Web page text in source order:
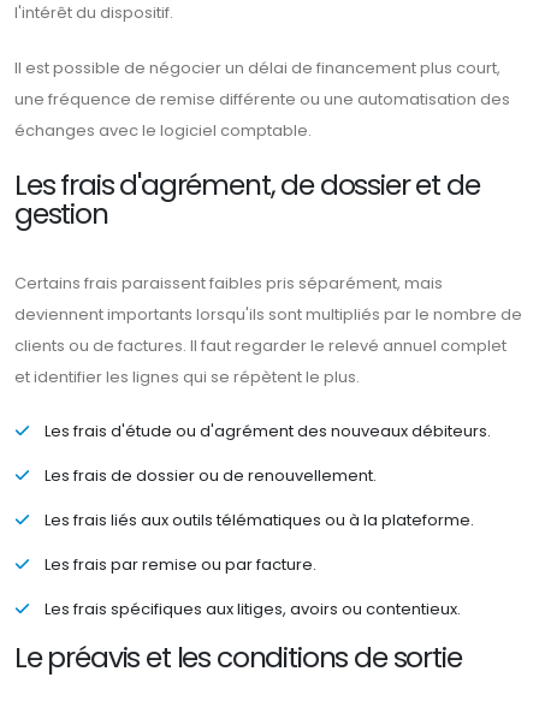
l'intérêt du dispositif.
Il est possible de négocier un délai de financement plus court,
une fréquence de remise différente ou une automatisation des
échanges avec le logiciel comptable.
Les frais d'agrément, de dossier et de
gestion
Certains frais paraissent faibles pris séparément, mais
deviennent importants lorsqu'ils sont multipliés par le nombre de
clients ou de factures. Il faut regarder le relevé annuel complet
et identifier les lignes qui se répètent le plus.
Les frais d'étude ou d'agrément des nouveaux débiteurs.
Les frais de dossier ou de renouvellement.
Les frais liés aux outils télématiques ou à la plateforme.
Les frais par remise ou par facture.
Les frais spécifiques aux litiges, avoirs ou contentieux.
Le préavis et les conditions de sortie